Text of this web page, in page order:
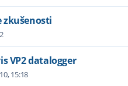
zkušenosti
VP2 datalogger
15:18